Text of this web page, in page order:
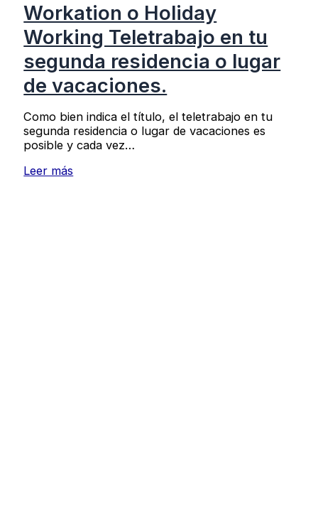
Workation o Holiday
Working Teletrabajo en tu
segunda residencia o lugar
de vacaciones.
Como bien indica el título, el teletrabajo en tu
segunda residencia o lugar de vacaciones es
posible y cada vez…
Leer más